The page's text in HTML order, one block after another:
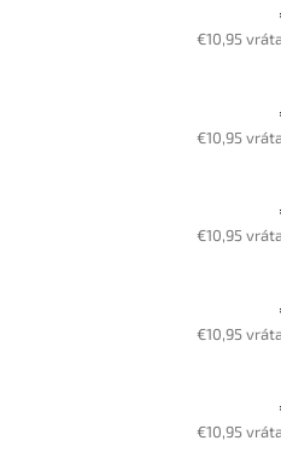
€10,95
€10,95
€10,95
€10,95
€10,95